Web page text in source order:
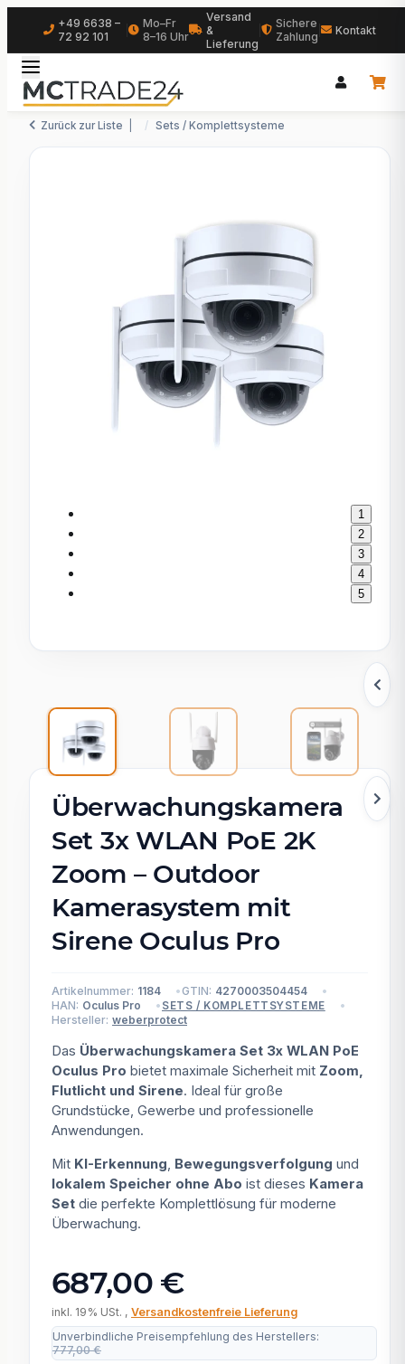
+49 6638 –
72 92 101
Mo–Fr
8–16 Uhr
Versand
&
Lieferung
Sichere
Zahlung
Kontakt
Zurück zur Liste Sets / Komplettsysteme
1
2
3
4
5
Überwachungskamera
Set 3x WLAN PoE 2K
Zoom – Outdoor
Kamerasystem mit
Sirene Oculus Pro
Artikelnummer: 1184 GTIN: 4270003504454
HAN: Oculus Pro SETS / KOMPLETTSYSTEME
Hersteller: weberprotect
Das Überwachungskamera Set 3x WLAN PoE
Oculus Pro bietet maximale Sicherheit mit Zoom,
Flutlicht und Sirene. Ideal für große
Grundstücke, Gewerbe und professionelle
Anwendungen.
Mit KI-Erkennung Bewegungsverfolgung und
lokalem Speicher ohne Abo ist dieses Kamera
Set die perfekte Komplettlösung für moderne
Überwachung.
687,00 €
inkl. 19% USt. , Versandkostenfreie Lieferung
Unverbindliche Preisempfehlung des Herstellers:
777,00 €